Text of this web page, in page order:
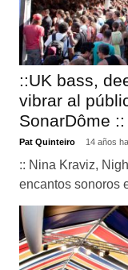
::UK bass,
vibrar al
SonarDôme
Pat Quinteiro 14 años
:: Nina Kraviz,
encantos sonoros